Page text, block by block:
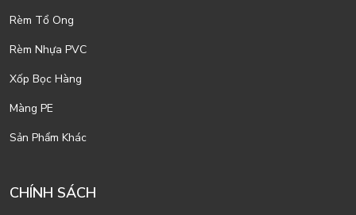
Rèm Tổ Ong
Rèm Nhựa PVC
Xốp Bọc Hàng
Màng PE
Sản Phẩm Khác
CHÍNH SÁCH